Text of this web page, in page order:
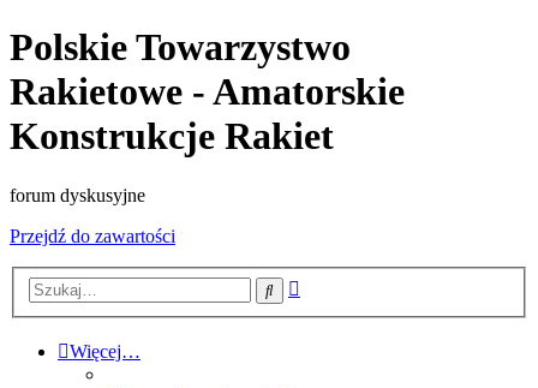
Polskie Towarzystwo
Rakietowe - Amatorskie
Konstrukcje Rakiet
forum dyskusyjne
Przejdź do zawartości
Szukaj
Więcej…